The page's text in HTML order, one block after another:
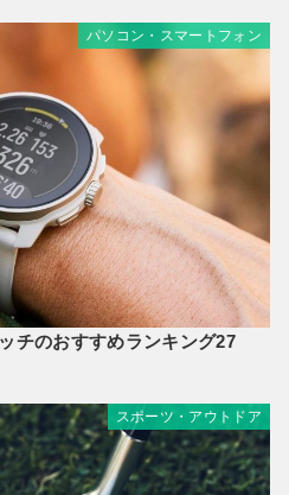
パソコン・スマートフォン
チのおすすめランキング27
スポーツ・アウトドア